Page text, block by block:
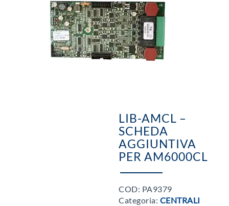
LIB-AMCL –
SCHEDA
AGGIUNTIVA
PER AM6000CL
COD: PA9379
Categoria: CENTRALI